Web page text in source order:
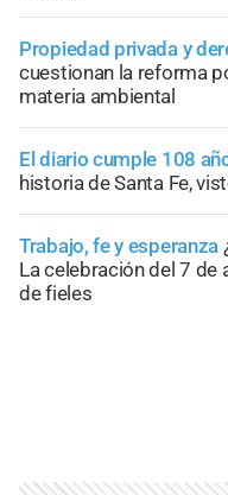
Propiedad privada y
cuestionan la reforma
materia ambiental
El diario cumple 108
historia de Santa Fe,
Trabajo, fe y esperanza
La celebración del 7 de
de fieles